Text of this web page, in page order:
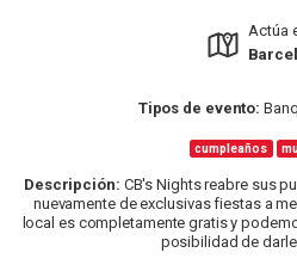
Actúa
Tipos de evento:
cumpleaños
Descripción: CB's Nights reabre sus
nuevamente de exclusivas fiestas a
local es completamente gratis y
posibilidad de